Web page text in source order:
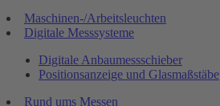
Maschinen-/Arbeitsleuchten
Digitale Messsysteme
Digitale Anbaumessschieber
Positionsanzeige und Glasmaßstäbe
Rund ums Messen